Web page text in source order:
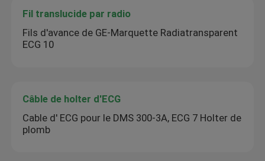
Fil translucide par radio
Fils d'avance de GE-Marquette Radiatransparent
ECG 10
Câble de holter d'ECG
Cable d' ECG pour le DMS 300-3A, ECG 7 Holter de
plomb